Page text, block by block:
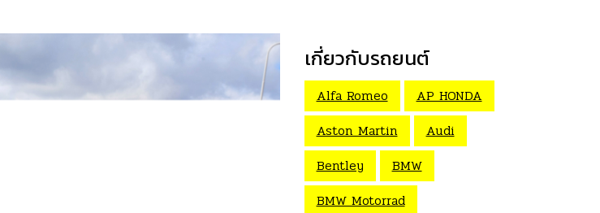
เกี่ยวกับรถยนต์
Alfa Romeo
AP HONDA
Aston Martin
Audi
Bentley
BMW
BMW Motorrad